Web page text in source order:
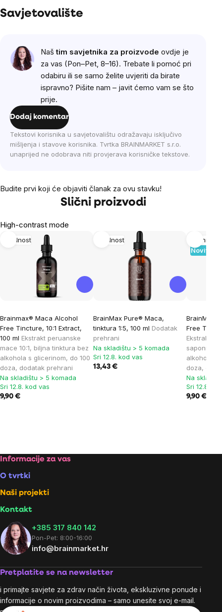
Savjetovalište
Naštim savjetnika za proizvode ovdje je
za vas (Pon–Pet, 8–16). Trebate li pomoć pri
odabiru ili se samo želite uvjeriti da birate
ispravno? Pišite nam – javit ćemo vam se što
prije.
Dodaj komentar
Tekstovi korisnika u savjetovalištu odražavaju isključivo
mišljenja i stavove korisnika. Tvrtka BRAINMARKET s.r.o.
unaprijed ne odobrava niti provjerava korisničke tekstove.
Budite prvi koji će objaviti članak za ovu stavku!
Slični proizvodi
High-contrast mode
Plodnost
Brainmax® Maca Alcohol
Free Tincture, 10:1 Extract,
100 ml Ekstrakt peruanske
mace 10:1, biljna tinktura bez
alkohola s glicerinom, do 100
doza, dodatak prehrani
Na skladištu > 5 komada
Sri 12.8. kod vas
9,90 €
Plodnost
BrainMax Pure® Maca,
tinktura 1:5, 100 ml Dodatak
prehrani
Na skladištu > 5 komada
Sri 12.8. kod vas
13,43 €
Imunitet
Novitet
BrainMax®
Free
Ekstrakt
saponina,
alkohola s
doza,
Na
Sri 12.8.
9,90 €
Footer
Informacije za vas
O tvrtki
Naši projekti
Kontakt
+385 317 840 142
Pon-Pet: 8:00-16:00
info@brainmarket.hr
Pretplatite se na newsletter
i primajte savjete za zdrav način života, ekskluzivne ponude i
informacije o novim proizvodima – samo unesite svoj e-mail.